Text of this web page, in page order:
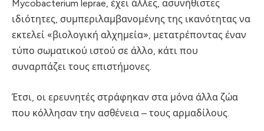
Mycobacterium leprae, έχει άλλες, ασυνήθιστες
ιδιότητες, συμπεριλαμβανομένης της ικανότητας να
εκτελεί «βιολογική αλχημεία», μετατρέποντας έναν
τύπο σωματικού ιστού σε άλλο, κάτι που
συναρπάζει τους επιστήμονες.
Έτσι, οι ερευνητές στράφηκαν στα μόνα άλλα ζώα
που κόλλησαν την ασθένεια – τους αρμαδίλους.